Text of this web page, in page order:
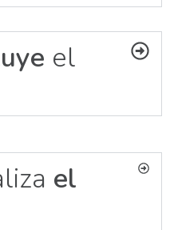
el
el